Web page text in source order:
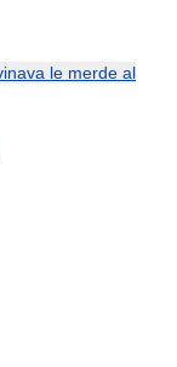
le merde al